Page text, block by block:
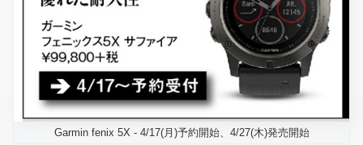
Garmin fenix 5X - 4/17(月)予約開始、4/27(木)発売開始